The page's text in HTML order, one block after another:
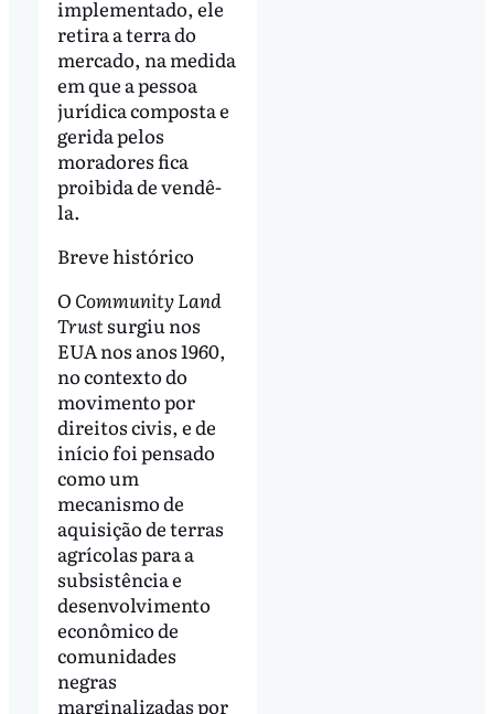
implementado, ele
retira a terra do
mercado, na medida
em que a pessoa
jurídica composta e
gerida pelos
moradores fica
proibida de vendê-
la.
Breve histórico
O Community Land
Trustsurgiu nos
EUA nos anos 1960,
no contexto do
movimento por
direitos civis, e de
início foi pensado
como um
mecanismo de
aquisição de terras
agrícolas para a
subsistência e
desenvolvimento
econômico de
comunidades
negras
marginalizadas por